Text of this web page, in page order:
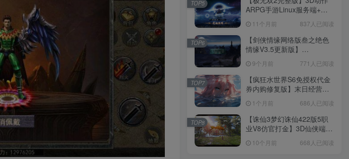
ARPG手游Linux服务端+全
+加解密工具+GM授权后台
+安卓+架设教程
11个月前 837人已阅读
TOP5
【剑侠情缘网络版叁之绝色
情缘V3.5更新版】
端+GM指令+PC客户端+架设
教程
9个月前 771人已阅读
TOP6
【疯狂水世界S6免授权代金
券内购修复版】末日经营生
工具+管理后台+CDK授权后
台+安卓+架设教程
1个月前 686人已阅读
TOP7
【诛仙3梦幻诛仙422版5职
业V8仿官打金】3D仙侠端游
工具+PC客户端+架设教程
10个月前 668人已阅读
TOP8